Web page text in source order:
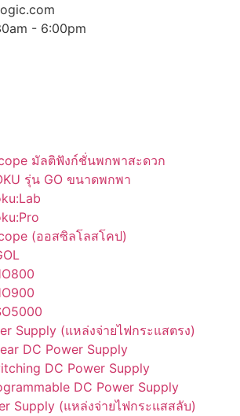
- 6:00pm
มัลติฟังก์ชั่นพกพาสะดวก
รุ่น GO ขนาดพกพา
(ออสซิลโลสโคป)
Supply (แหล่งจ่ายไฟกระแสตรง)
DC Power Supply
DC Power Supply
DC Power Supply
Supply (แหล่งจ่ายไฟกระแสสลับ)